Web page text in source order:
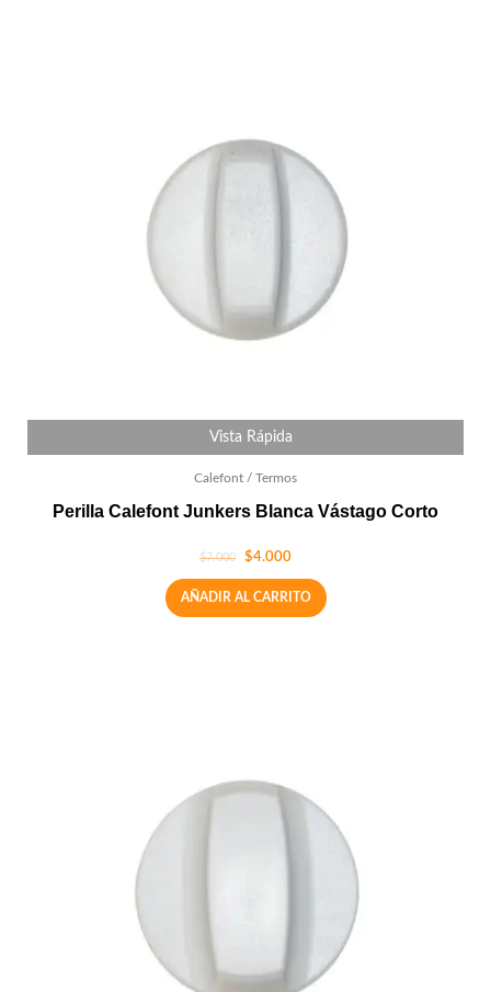
Vista Rápida
Calefont / Termos
Perilla Calefont Junkers Blanca Vástago Corto
$7.000 $4.000
AÑADIR AL CARRITO